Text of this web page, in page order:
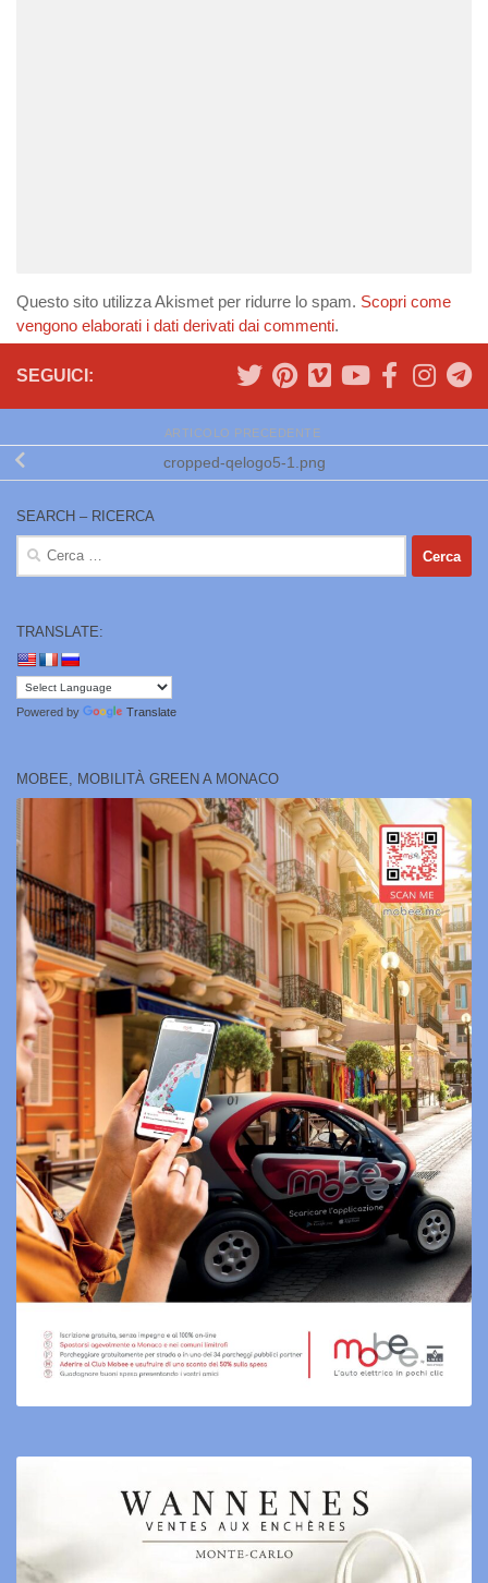
Questo sito utilizza Akismet per ridurre lo spam. Scopri come
vengono elaborati i dati derivati dai commenti.
SEGUICI:
ARTICOLO PRECEDENTE
cropped-qelogo5-1.png
SEARCH – RICERCA
Ricerca
per:
TRANSLATE:
Powered by Translate
MOBEE, MOBILITÀ GREEN A MONACO